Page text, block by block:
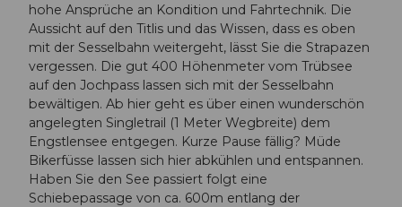
hohe Ansprüche an Kondition und Fahrtechnik. Die
Aussicht auf den Titlis und das Wissen, dass es oben
mit der Sesselbahn weitergeht, lässt Sie die Strapazen
vergessen. Die gut 400 Höhenmeter vom Trübsee
auf den Jochpass lassen sich mit der Sesselbahn
bewältigen. Ab hier geht es über einen wunderschön
angelegten Singletrail (1 Meter Wegbreite) dem
Engstlensee entgegen. Kurze Pause fällig? Müde
Bikerfüsse lassen sich hier abkühlen und entspannen.
Haben Sie den See passiert folgt eine
Schiebepassage von ca. 600m entlang der